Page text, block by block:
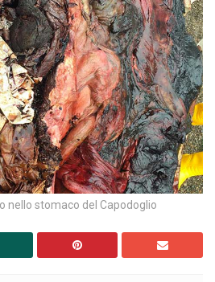
nello stomaco del Capodoglio